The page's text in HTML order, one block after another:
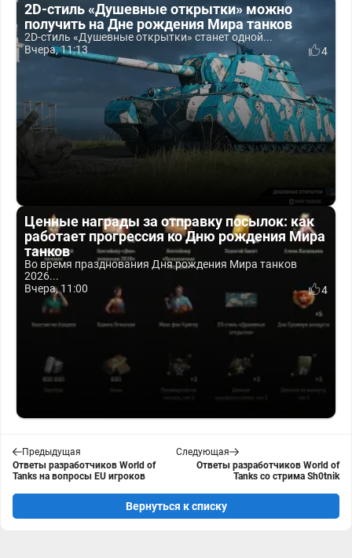
2D-стиль «Душевные открытки» можно
получить на Дне рождения Мира танков
2D-стиль «Душевные открытки» станет одной...
Вчера, 11:13
4
Ценные награды за отправку посылок: как
работает прогрессия ко Дню рождения Мира
танков
Во время празднования Дня рождения Мира танков
2026...
Вчера, 11:00
4
Предыдущая
Ответы разработчиков World of
Tanks на вопросы EU игроков
Следующая
Ответы разработчиков World of
Tanks со стрима Sh0tnik
Вернуться к списку